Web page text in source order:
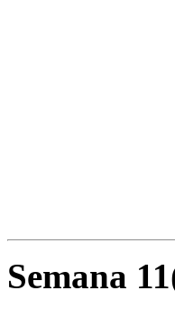
Semana